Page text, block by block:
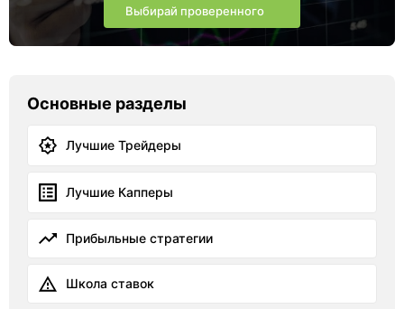
Выбирай проверенного
Основные разделы
Лучшие Трейдеры
Лучшие Капперы
Прибыльные стратегии
Школа ставок